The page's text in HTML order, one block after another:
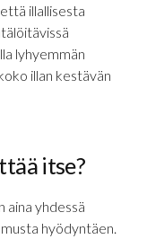
illallisesta
lyhyemmän
illan kestävän
itse?
aina yhdessä
hyödyntäen.